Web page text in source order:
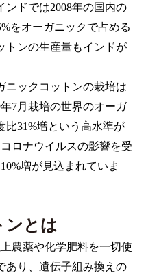
ンドでは2008年の国内の
をオーガニックで占める
トンの生産量もインドが
ニックコットンの栽培は
7月栽培の世界のオーガ
比31%増という高水準が
ロナウイルスの影響を受
増が見込まれていま
ンとは
農薬や化学肥料を一切使
あり、遺伝子組み換えの